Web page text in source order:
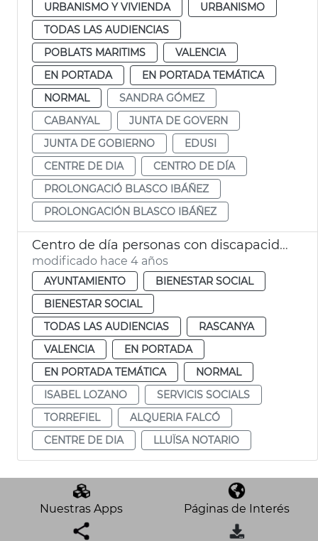
URBANISMO Y VIVIENDA
URBANISMO
TODAS LAS AUDIENCIAS
POBLATS MARITIMS
VALENCIA
EN PORTADA
EN PORTADA TEMÁTICA
NORMAL
SANDRA GÓMEZ
CABANYAL
JUNTA DE GOVERN
JUNTA DE GOBIERNO
EDUSI
CENTRE DE DIA
CENTRO DE DÍA
PROLONGACIÓ BLASCO IBÁÑEZ
PROLONGACIÓN BLASCO IBÁÑEZ
Centro de día personas con discapacidad intelectual. Alquería Falcó
modificado hace 4 años
AYUNTAMIENTO
BIENESTAR SOCIAL
BIENESTAR SOCIAL
TODAS LAS AUDIENCIAS
RASCANYA
VALENCIA
EN PORTADA
EN PORTADA TEMÁTICA
NORMAL
ISABEL LOZANO
SERVICIS SOCIALS
TORREFIEL
ALQUERIA FALCÓ
CENTRE DE DIA
LLUÏSA NOTARIO
Nuestras Apps Páginas de Interés